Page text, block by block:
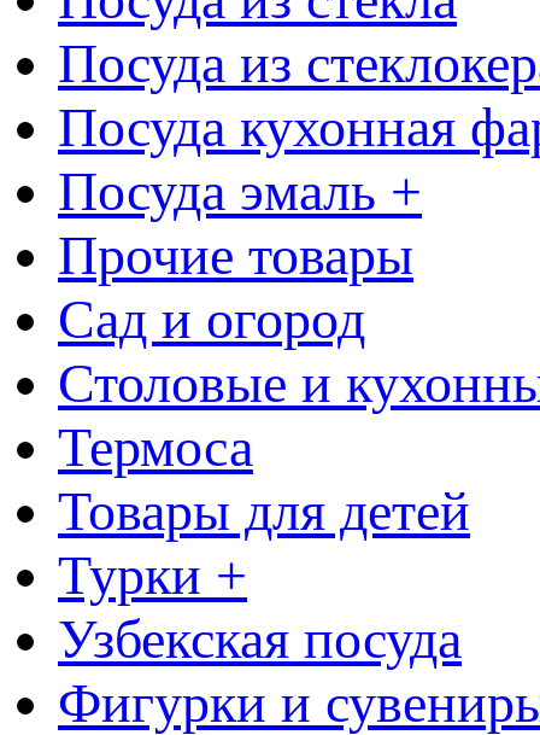
Посуда из
Посуда кухонная
Посуда эмаль +
Прочие товары
Сад и огород
Столовые и
Термоса
Товары для детей
Турки +
Узбекская посуда
Фигурки и